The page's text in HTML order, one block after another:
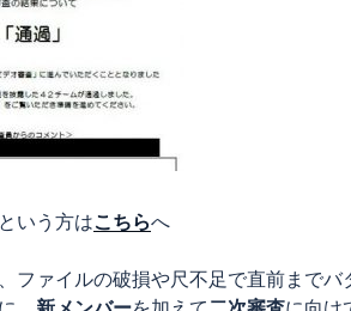
いう方はこちらへ
ファイルの破損や尺不足で直前まで